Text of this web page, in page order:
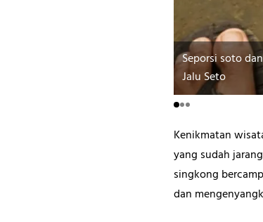
Seporsi soto
Jalu Seto
Kenikmatan
yang sudah
singkong
dan